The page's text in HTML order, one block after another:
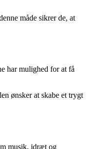
måde sikrer de, at
har mulighed for at få
ønsker at skabe et trygt
musik, idræt og